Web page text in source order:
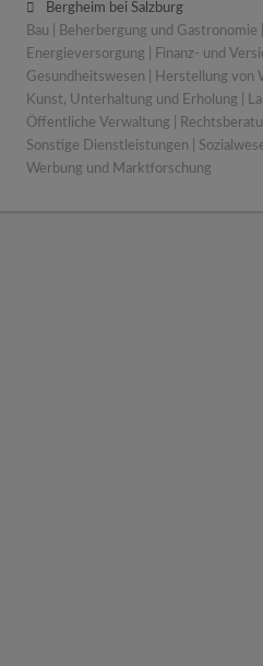
Bergheim bei Salzburg
Bau | Beherbergung und Gastronomie |
Energieversorgung | Finanz- und
Gesundheitswesen | Herstellung von
Kunst, Unterhaltung und Erholung |
Öffentliche Verwaltung |
Sonstige Dienstleistungen |
Werbung und Marktforschung